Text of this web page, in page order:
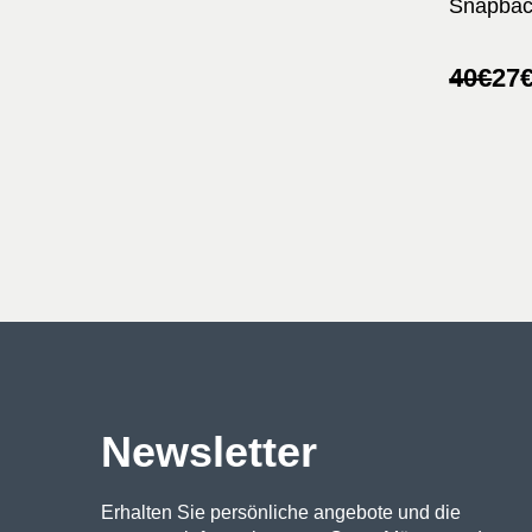
40€27
Newsletter
Erhalten Sie persönliche angebote und die